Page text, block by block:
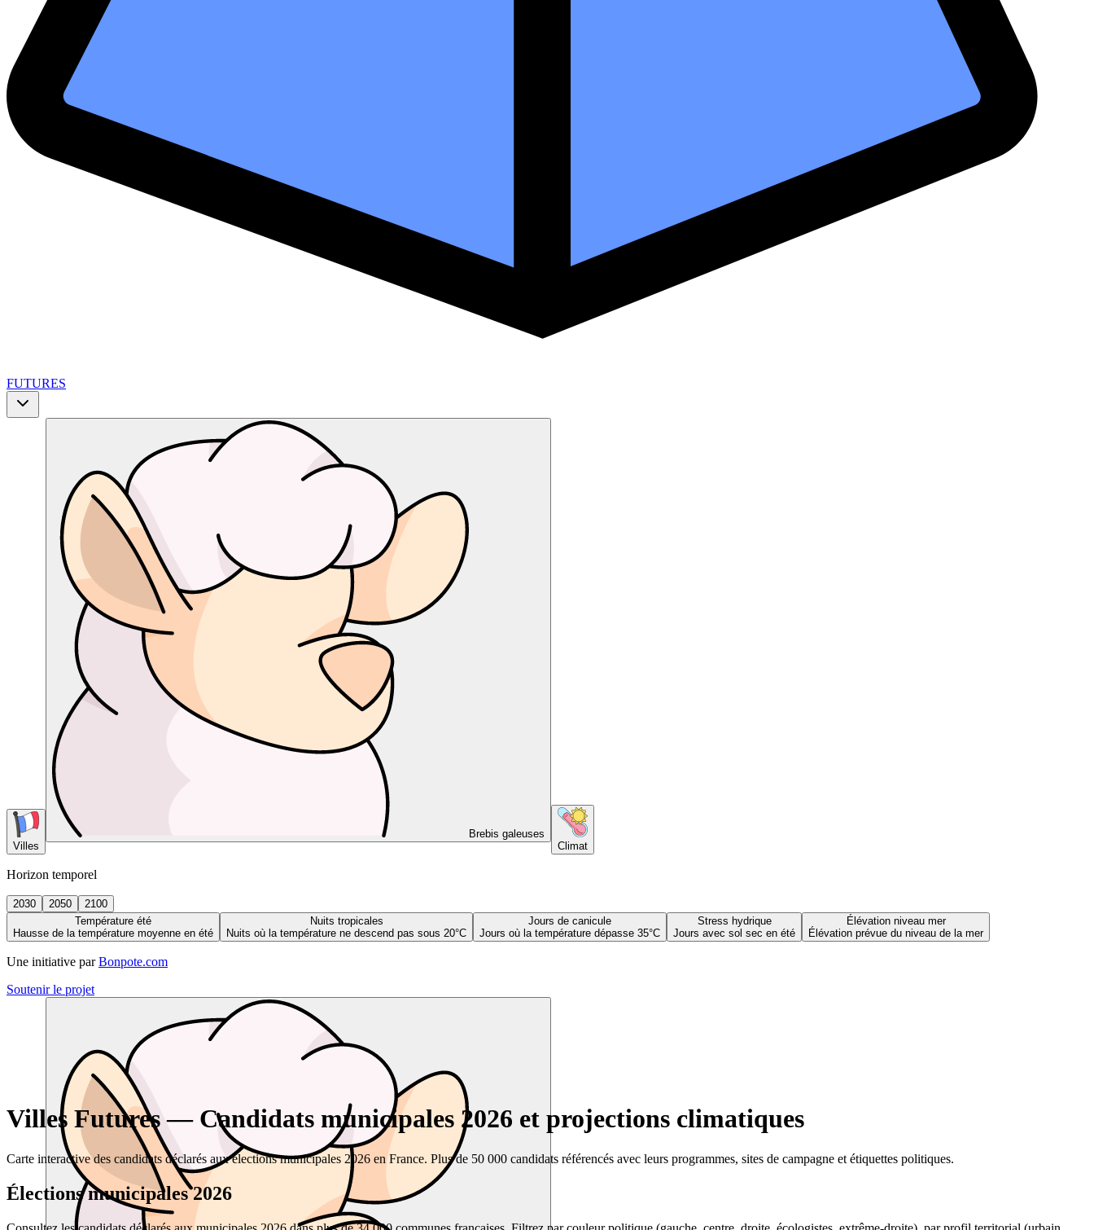
FUTURES
Villes
Brebis galeuses
Climat
Horizon temporel
2030 2050
2100
Température été
Hausse de la température moyenne en été
Nuits tropicales
Nuits où la température ne descend pas sous 20°C
Jours de canicule
Jours où la température dépasse 35°C
Stress hydrique
Jours avec sol sec en été
Élévation niveau mer
Élévation prévue du niveau de la mer
Une initiative par Bonpote.com
Soutenir le projet
Villes Futures — Candidats municipales 2026 et projections climatiques
Carte interactive des candidats déclarés aux élections municipales 2026 en France. Plus de 50 000 candidats référencés avec leurs programmes, sites de campagne et étiquettes politiques.
Élections municipales 2026